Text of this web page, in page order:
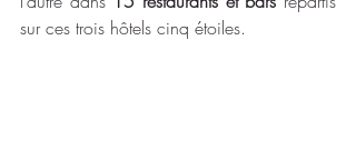
sur ces trois hôtels cinq étoiles.